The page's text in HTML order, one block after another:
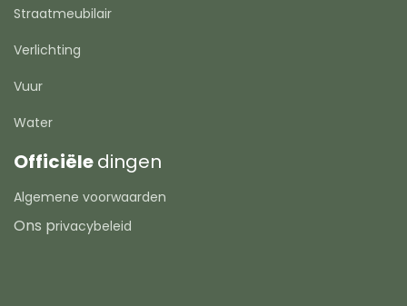
Straatmeubilair
Verlichting
Vuur
Water
Officiëledingen
Algemene voorwaarden
Ons privacybeleid